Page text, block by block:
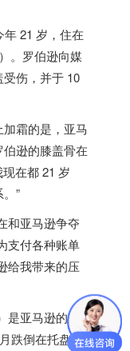
21 岁，住在
。罗伯逊向媒
伤，并于 10
霜的是，亚马
逊的膝盖骨在
在都 21 岁
”
和亚马逊争夺
支付各种账单
给我带来的压
亚马逊的一
跌倒在托盘